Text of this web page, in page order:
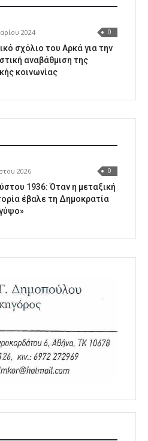
2024 0
σχόλιο του Αρκά για την
αναβάθμιση της
κοινωνίας
2026 0
1936: Όταν η μεταξική
έβαλε τη Δημοκρατία